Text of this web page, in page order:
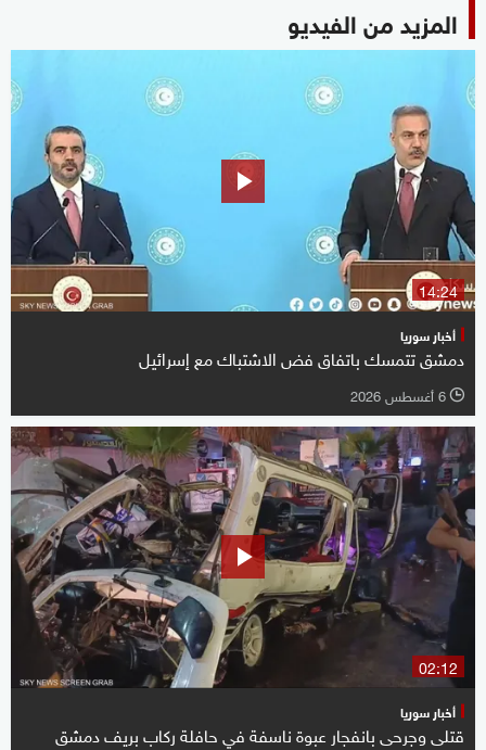
المزيد من الفيديو
14:24
أخبار سوريا
دمشق تتمسك باتفاق فض الاشتباك مع إسرائيل
l 6 أغسطس 2026
02:12
أخبار سوريا
قتلى وجرحى بانفجار عبوة ناسفة في حافلة ركاب بريف دمشق